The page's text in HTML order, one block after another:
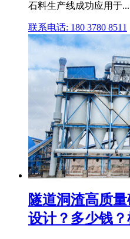
石料生产线成功应用于...
联系电话: 180 3780 8511
隧道洞渣高质
设计？多少钱